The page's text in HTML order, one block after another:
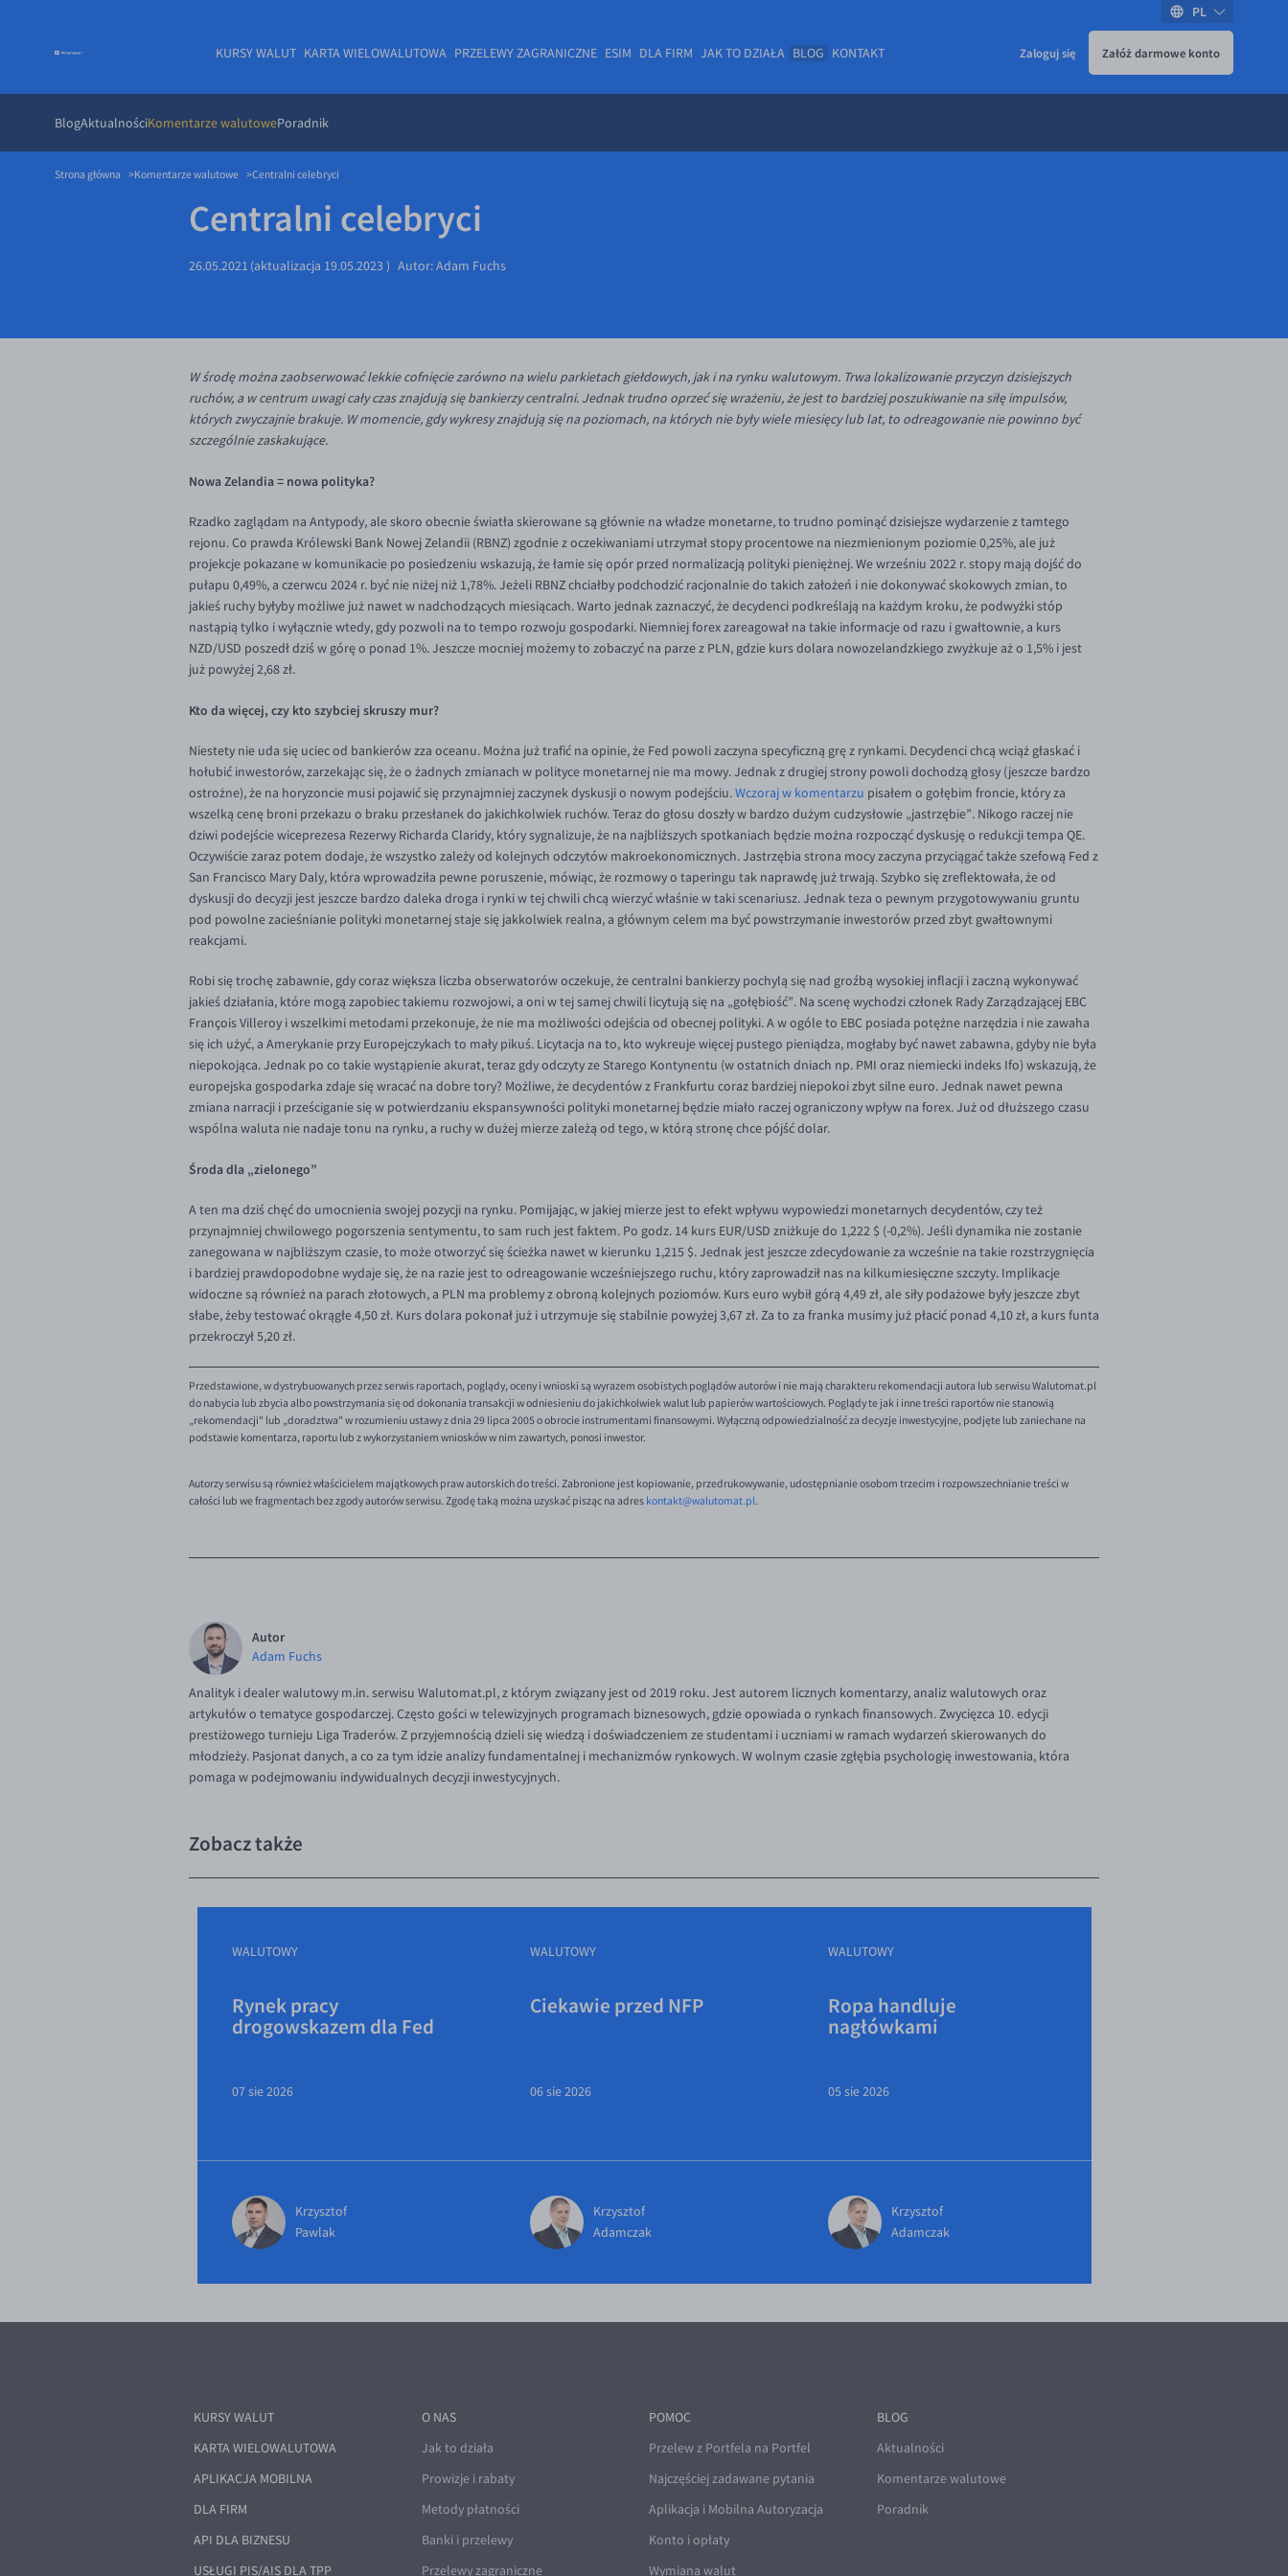
KURSY WALUT KARTA WIELOWALUTOWA PRZELEWY ZAGRANICZNE ESIM DLA FIRM JAK TO DZIAŁA BLOG
BlogAktualnościKomentarze walutowePoradnik
KONTAKT Zaloguj się Załóż darmowe konto
PL
Strona główna Komentarze walutowe Centralni celebryci
Centralni celebryci
26.05.2021 (aktualizacja 19.05.2023 ) Autor:Adam Fuchs
W środę można zaobserwować lekkie cofnięcie zarówno na wielu parkietach giełdowych, jak i na rynku walutowym. Trwa lokalizowanie przyczyn dzisiejszych
ruchów, a w centrum uwagi cały czas znajdują się bankierzy centralni. Jednak trudno oprzeć się wrażeniu, że jest to bardziej poszukiwanie na siłę impulsów,
których zwyczajnie brakuje. W momencie, gdy wykresy znajdują się na poziomach, na których nie były wiele miesięcy lub lat, to odreagowanie nie powinno być
szczególnie zaskakujące.
Nowa Zelandia = nowa polityka?
Rzadko zaglądam na Antypody, ale skoro obecnie światła skierowane są głównie na władze monetarne, to trudno pominąć dzisiejsze wydarzenie z tamtego
rejonu. Co prawda Królewski Bank Nowej Zelandii (RBNZ) zgodnie z oczekiwaniami utrzymał stopy procentowe na niezmienionym poziomie 0,25%, ale już
projekcje pokazane w komunikacie po posiedzeniu wskazują, że łamie się opór przed normalizacją polityki pieniężnej. We wrześniu 2022 r. stopy mają dojść do
pułapu 0,49%, a czerwcu 2024 r. być nie niżej niż 1,78%. Jeżeli RBNZ chciałby podchodzić racjonalnie do takich założeń i nie dokonywać skokowych zmian, to
jakieś ruchy byłyby możliwe już nawet w nadchodzących miesiącach. Warto jednak zaznaczyć, że decydenci podkreślają na każdym kroku, że podwyżki stóp
nastąpią tylko i wyłącznie wtedy, gdy pozwoli na to tempo rozwoju gospodarki. Niemniej forex zareagował na takie informacje od razu i gwałtownie, a kurs
NZD/USD poszedł dziś w górę o ponad 1%. Jeszcze mocniej możemy to zobaczyć na parze z PLN, gdzie kurs dolara nowozelandzkiego zwyżkuje aż o 1,5% i jest
już powyżej 2,68 zł.
Kto da więcej, czy kto szybciej skruszy mur?
Niestety nie uda się uciec od bankierów zza oceanu. Można już trafić na opinie, że Fed powoli zaczyna specyficzną grę z rynkami. Decydenci chcą wciąż głaskać i
hołubić inwestorów, zarzekając się, że o żadnych zmianach w polityce monetarnej nie ma mowy. Jednak z drugiej strony powoli dochodzą głosy (jeszcze bardzo
ostrożne), że na horyzoncie musi pojawić się przynajmniej zaczynek dyskusji o nowym podejściu.Wczoraj w komentarzu pisałem o gołębim froncie, który za
wszelką cenę broni przekazu o braku przesłanek do jakichkolwiek ruchów. Teraz do głosu doszły w bardzo dużym cudzysłowie „jastrzębie”. Nikogo raczej nie
dziwi podejście wiceprezesa Rezerwy Richarda Claridy, który sygnalizuje, że na najbliższych spotkaniach będzie można rozpocząć dyskusję o redukcji tempa QE.
Oczywiście zaraz potem dodaje, że wszystko zależy od kolejnych odczytów makroekonomicznych. Jastrzębia strona mocy zaczyna przyciągać także szefową Fed z
San Francisco Mary Daly, która wprowadziła pewne poruszenie, mówiąc, że rozmowy o taperingu tak naprawdę już trwają. Szybko się zreflektowała, że od
dyskusji do decyzji jest jeszcze bardzo daleka droga i rynki w tej chwili chcą wierzyć właśnie w taki scenariusz. Jednak teza o pewnym przygotowywaniu gruntu
pod powolne zacieśnianie polityki monetarnej staje się jakkolwiek realna, a głównym celem ma być powstrzymanie inwestorów przed zbyt gwałtownymi
reakcjami.
Robi się trochę zabawnie, gdy coraz większa liczba obserwatorów oczekuje, że centralni bankierzy pochylą się nad groźbą wysokiej inflacji i zaczną wykonywać
jakieś działania, które mogą zapobiec takiemu rozwojowi, a oni w tej samej chwili licytują się na „gołębiość”. Na scenę wychodzi członek Rady Zarządzającej EBC
François Villeroy i wszelkimi metodami przekonuje, że nie ma możliwości odejścia od obecnej polityki. A w ogóle to EBC posiada potężne narzędzia i nie zawaha
się ich użyć, a Amerykanie przy Europejczykach to mały pikuś. Licytacja na to, kto wykreuje więcej pustego pieniądza, mogłaby być nawet zabawna, gdyby nie była
niepokojąca. Jednak po co takie wystąpienie akurat, teraz gdy odczyty ze Starego Kontynentu (w ostatnich dniach np. PMI oraz niemiecki indeks Ifo) wskazują, że
europejska gospodarka zdaje się wracać na dobre tory? Możliwe, że decydentów z Frankfurtu coraz bardziej niepokoi zbyt silne euro. Jednak nawet pewna
zmiana narracji i prześciganie się w potwierdzaniu ekspansywności polityki monetarnej będzie miało raczej ograniczony wpływ na forex. Już od dłuższego czasu
wspólna waluta nie nadaje tonu na rynku, a ruchy w dużej mierze zależą od tego, w którą stronę chce pójść dolar.
Środa dla „zielonego”
A ten ma dziś chęć do umocnienia swojej pozycji na rynku. Pomijając, w jakiej mierze jest to efekt wpływu wypowiedzi monetarnych decydentów, czy też
przynajmniej chwilowego pogorszenia sentymentu, to sam ruch jest faktem. Po godz. 14 kurs EUR/USD zniżkuje do 1,222 $ (-0,2%). Jeśli dynamika nie zostanie
zanegowana w najbliższym czasie, to może otworzyć się ścieżka nawet w kierunku 1,215 $. Jednak jest jeszcze zdecydowanie za wcześnie na takie rozstrzygnięcia
i bardziej prawdopodobne wydaje się, że na razie jest to odreagowanie wcześniejszego ruchu, który zaprowadził nas na kilkumiesięczne szczyty. Implikacje
widoczne są również na parach złotowych, a PLN ma problemy z obroną kolejnych poziomów. Kurs euro wybił górą 4,49 zł, ale siły podażowe były jeszcze zbyt
słabe, żeby testować okrągłe 4,50 zł. Kurs dolara pokonał już i utrzymuje się stabilnie powyżej 3,67 zł. Za to za franka musimy już płacić ponad 4,10 zł, a kurs funta
przekroczył 5,20 zł.
Przedstawione, w dystrybuowanych przez serwis raportach, poglądy, oceny i wnioski są wyrazem osobistych poglądów autorów i nie mają charakteru rekomendacji autora lub serwisu Walutomat.pl
do nabycia lub zbycia albo powstrzymania się od dokonania transakcji w odniesieniu do jakichkolwiek walut lub papierów wartościowych. Poglądy te jak i inne treści raportów nie stanowią
„rekomendacji" lub „doradztwa" w rozumieniu ustawy z dnia 29 lipca 2005 o obrocie instrumentami finansowymi. Wyłączną odpowiedzialność za decyzje inwestycyjne, podjęte lub zaniechane na
podstawie komentarza, raportu lub z wykorzystaniem wniosków w nim zawartych, ponosi inwestor.
Autorzy serwisu są również właścicielem majątkowych praw autorskich do treści. Zabronione jest kopiowanie, przedrukowywanie, udostępnianie osobom trzecim i rozpowszechnianie treści w
całości lub we fragmentach bez zgody autorów serwisu. Zgodę taką można uzyskać pisząc na adres kontakt@walutomat.pl.
Autor
Adam Fuchs
Analityk i dealer walutowy m.in. serwisu Walutomat.pl, z którym związany jest od 2019 roku. Jest autorem licznych komentarzy, analiz walutowych oraz
artykułów o tematyce gospodarczej. Często gości w telewizyjnych programach biznesowych, gdzie opowiada o rynkach finansowych. Zwycięzca 10. edycji
prestiżowego turnieju Liga Traderów. Z przyjemnością dzieli się wiedzą i doświadczeniem ze studentami i uczniami w ramach wydarzeń skierowanych do
młodzieży. Pasjonat danych, a co za tym idzie analizy fundamentalnej i mechanizmów rynkowych. W wolnym czasie zgłębia psychologię inwestowania, która
pomaga w podejmowaniu indywidualnych decyzji inwestycyjnych.
Zobacz także
WALUTOWY
Rynek pracy
drogowskazem dla Fed
07 sie 2026
Krzysztof
Pawlak
WALUTOWY
Ciekawie przed NFP
06 sie 2026
Krzysztof
Adamczak
WALUTOWY
Ropa handluje
nagłówkami
05 sie 2026
Krzysztof
Adamczak
KURSY WALUT
KARTA WIELOWALUTOWA
APLIKACJA MOBILNA
DLA FIRM
API DLA BIZNESU
USŁUGI PIS/AIS DLA TPP
O NAS
Jak to działa
Prowizje i rabaty
Metody płatności
Banki i przelewy
Przelewy zagraniczne
POMOC
Przelew z Portfela na Portfel
Najczęściej zadawane pytania
Aplikacja i Mobilna Autoryzacja
Konto i opłaty
Wymiana walut
BLOG
Aktualności
Komentarze walutowe
Poradnik